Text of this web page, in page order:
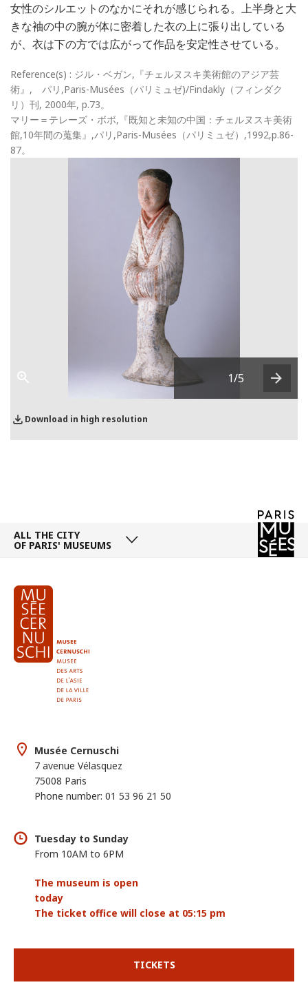
女性のシルエットのなかにそれが感じられる。上半身と大
きな袖の中の腕が体に密着した衣の上に張り出している
が、衣は下の方では広がって作品を安定性させている。
Reference(s) : ジル・ベガン,『チェルヌスキ美術館のアジア芸
術』, パリ,Paris-Musées（パリミュゼ)/Findakly（フィンダク
リ）刊, 2000年, p.73。
マリー＝テレーズ・ボボ,『既知と未知の中国：チェルヌスキ美術
館,10年間の蒐集』,パリ,Paris-Musées（パリミュゼ）,1992,p.86-
87。
Download in high resolution
1/5
Next
ALL THE CITY
OF PARIS' MUSEUMS
Musée Cernuschi
7 avenue Vélasquez
75008 Paris
Phone number: 01 53 96 21 50
Tuesday to Sunday
From 10AM to 6PM
The museum is open
today
The ticket office will close at 05:15 pm
TICKETS